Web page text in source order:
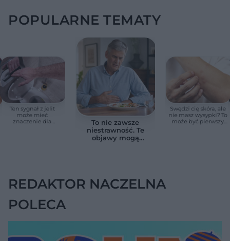
POPULARNE TEMATY
Ten sygnał z jelit
może mieć
znaczenie dla
To nie zawsze
niestrawność. Te
objawy mogą
Swędzi cię skóra, ale
nie masz wysypki? To
może być pierwszy
REDAKTOR NACZELNA
POLECA